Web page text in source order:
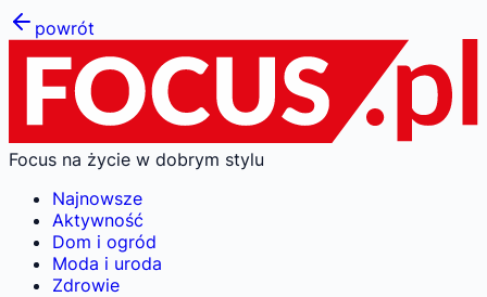
powrót
Focus na życie w dobrym stylu
Najnowsze
Aktywność
Dom i ogród
Moda i uroda
Zdrowie